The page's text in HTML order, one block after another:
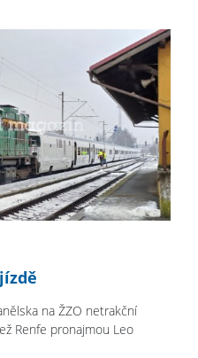
na ŽZO netrakční
Renfe pronajmou Leo